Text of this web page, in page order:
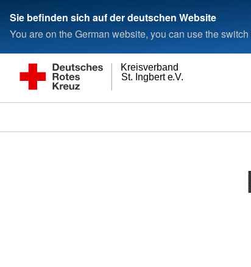
Sie befinden sich auf der deutschen Website
You are on the German website, you can use the
St. Ingbert e.V.
Kreisverband